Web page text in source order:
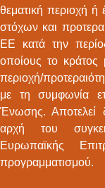
θεματική περιοχή
στόχων και
ΕΕ κατά την
οποίους το κράτος
περιοχή/
με τη συμφωνία
Ένωσης. Αποτελεί
αρχή του
Ευρωπαϊκής
προγραμματισμού.